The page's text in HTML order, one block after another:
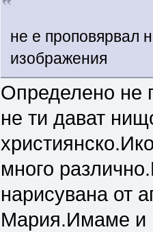
не е проповярвал
изображения
Определено не
не ти дават
много
нарисувана от
Мария.Имаме и